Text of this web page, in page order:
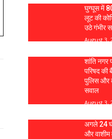
घुग्घूस में
लूट की
उठे गंभीर
August 3,
शांति नगर
परिषद की
पुलिस और
सवाल
August 3,
अगले 24
और वाशीम